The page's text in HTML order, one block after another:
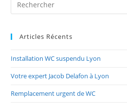
Articles Récents
Installation WC suspendu Lyon
Votre expert Jacob Delafon à Lyon
Remplacement urgent de WC